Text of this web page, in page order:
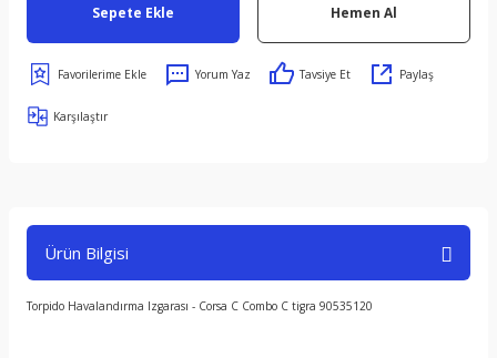
Sepete Ekle Hemen Al
Yorum Yaz Tavsiye Et Paylaş
Karşılaştır
Ürün Bilgisi
Torpido Havalandırma Izgarası - Corsa C Combo C tigra 90535120